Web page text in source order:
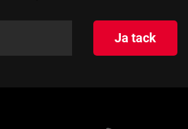
Ja tack